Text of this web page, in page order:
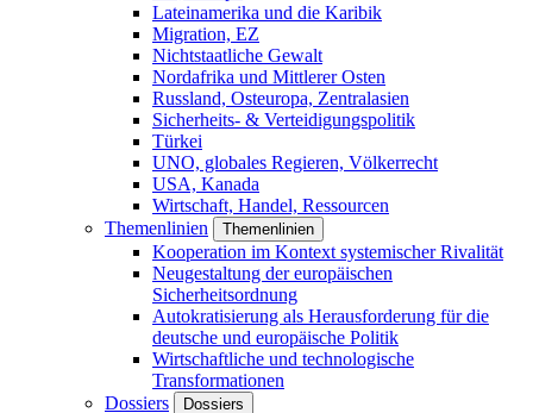
Lateinamerika und die Karibik
Migration, EZ
Nichtstaatliche Gewalt
Nordafrika und Mittlerer Osten
Russland, Osteuropa, Zentralasien
Sicherheits- & Verteidigungspolitik
Türkei
UNO, globales Regieren, Völkerrecht
USA, Kanada
Wirtschaft, Handel, Ressourcen
Themenlinien
Themenlinien
Kooperation im Kontext systemischer Rivalität
Neugestaltung der europäischen
Sicherheitsordnung
Autokratisierung als Herausforderung für die
deutsche und europäische Politik
Wirtschaftliche und technologische
Transformationen
Dossiers
Dossiers